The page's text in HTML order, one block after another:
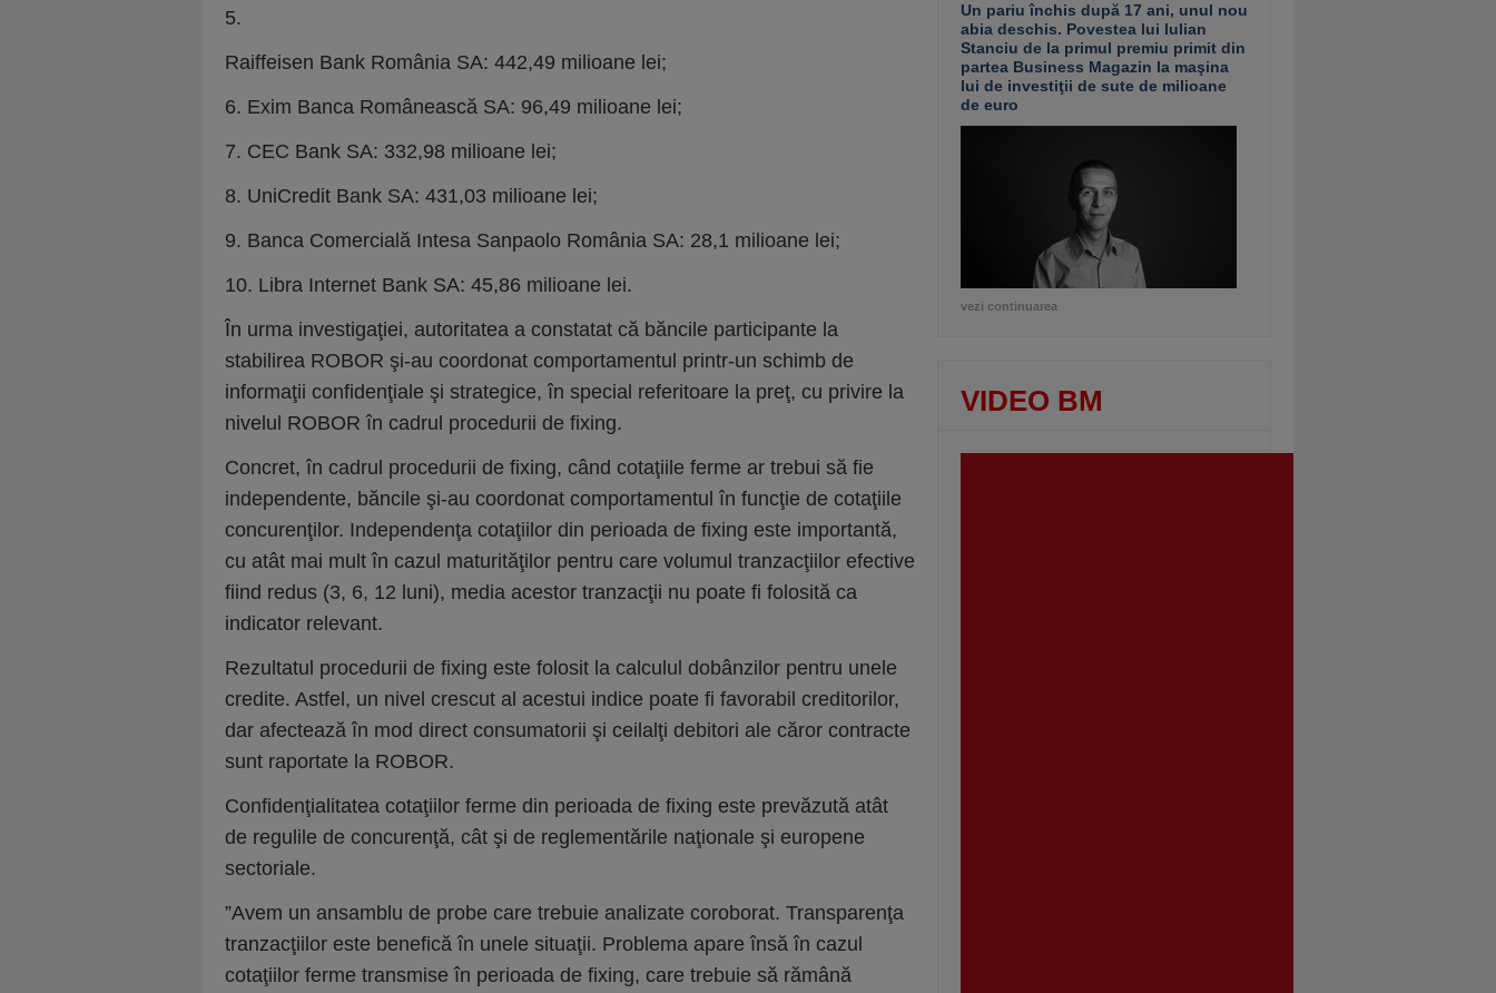
5.
Raiffeisen Bank România SA: 442,49 milioane lei;
6. Exim Banca Românească SA: 96,49 milioane lei;
7. CEC Bank SA: 332,98 milioane lei;
8. UniCredit Bank SA: 431,03 milioane lei;
9. Banca Comercială Intesa Sanpaolo România SA: 28,1 milioane lei;
10. Libra Internet Bank SA: 45,86 milioane lei.
În urma investigaţiei, autoritatea a constatat că băncile participante la
stabilirea ROBOR şi-au coordonat comportamentul printr-un schimb de
informaţii confidenţiale şi strategice, în special referitoare la preţ, cu privire la
nivelul ROBOR în cadrul procedurii de fixing.
Concret, în cadrul procedurii de fixing, când cotaţiile ferme ar trebui să fie
independente, băncile şi-au coordonat comportamentul în funcţie de cotaţiile
concurenţilor. Independenţa cotaţiilor din perioada de fixing este importantă,
cu atât mai mult în cazul maturităţilor pentru care volumul tranzacţiilor efective
fiind redus (3, 6, 12 luni), media acestor tranzacţii nu poate fi folosită ca
indicator relevant.
Rezultatul procedurii de fixing este folosit la calculul dobânzilor pentru unele
credite. Astfel, un nivel crescut al acestui indice poate fi favorabil creditorilor,
dar afectează în mod direct consumatorii şi ceilalţi debitori ale căror contracte
sunt raportate la ROBOR.
Confidenţialitatea cotaţiilor ferme din perioada de fixing este prevăzută atât
de regulile de concurenţă, cât şi de reglementările naţionale şi europene
sectoriale.
”Avem un ansamblu de probe care trebuie analizate coroborat. Transparenţa
tranzacţiilor este benefică în unele situaţii. Problema apare însă în cazul
cotaţiilor ferme transmise în perioada de fixing, care trebuie să rămână
Un pariu închis după 17 ani, unul nou
abia deschis. Povestea lui Iulian
Stanciu de la primul premiu primit din
partea Business Magazin la maşina
lui de investiţii de sute de milioane
de euro
vezi continuarea
VIDEO BM